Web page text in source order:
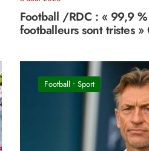
Football /RDC : « 99,9
footballeurs sont tristes »
Football •Sport